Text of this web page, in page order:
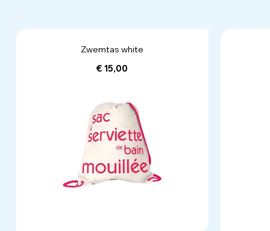
Zwemtas white
€ 15,00